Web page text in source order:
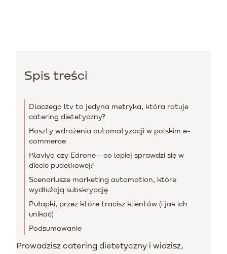
Spis treści
Dlaczego ltv to jedyna metryka, która ratuje
catering dietetyczny?
Koszty wdrożenia automatyzacji w polskim e-
commerce
Klaviyo czy Edrone - co lepiej sprawdzi się w
diecie pudełkowej?
Scenariusze marketing automation, które
wydłużają subskrypcję
Pułapki, przez które tracisz klientów (i jak ich
unikać)
Podsumowanie
Prowadzisz catering dietetyczny i widzisz,